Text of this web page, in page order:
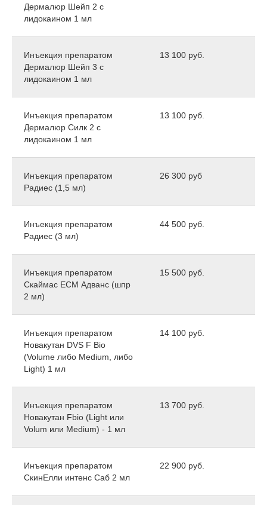
Дермалюр Шейп 2 с
лидокаином 1 мл
Инъекция препаратом
Дермалюр Шейп 3 с
лидокаином 1 мл
13 100 руб.
Инъекция препаратом
Дермалюр Силк 2 с
лидокаином 1 мл
13 100 руб.
Инъекция препаратом
Радиес (1,5 мл)
26 300 руб
Инъекция препаратом
Радиес (3 мл)
44 500 руб.
Инъекция препаратом
Скаймас ЕСМ Адванс (шпр
2 мл)
15 500 руб.
Инъекция препаратом
Новакутан DVS F Bio
(Volume либо Medium, либо
Light) 1 мл
14 100 руб.
Инъекция препаратом
Новакутан Fbio (Light или
Volum или Medium) - 1 мл
13 700 руб.
Инъекция препаратом
СкинЕлли интенс Саб 2 мл
22 900 руб.